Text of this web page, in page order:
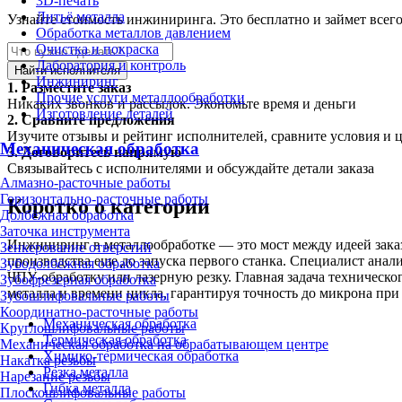
Литьё металла
Обработка металлов давлением
Очистка и покраска
Лаборатория и контроль
Инжиниринг
Прочие услуги металлообработки
Изготовление деталей
Механическая обработка
Алмазно-расточные работы
Горизонтально-расточные работы
Долбёжная обработка
Заточка инструмента
Зенкерование отверстий
Зубодолбёжная обработка
Зубофрезерная обработка
Зубошлифовальные работы
Координатно-расточные работы
Круглошлифовальные работы
Механическая обработка на обрабатывающем центре
Накатка резьбы
Нарезание резьбы
Плоскошлифовальные работы
Узнайте стоимость инжиниринга. Это бесплатно и займет
Найти исполнителя
1. Разместите заказ
Никаких звонков и рассылок. Экономьте время и деньги
2. Сравните предложения
Изучите отзывы и рейтинг исполнителей, сравните условия и
3.Договоритесь напрямую
Связывайтесь с исполнителями и обсуждайте детали заказа
Коротко о категории
Инжиниринг в металлообработке — это мост между идеей
производства еще до запуска первого станка. Специалист
ЧПУ-обработку или лазерную резку. Главная задача
металла и времени цикла, гарантируя точность до микрона
Механическая обработка
Термическая обработка
Химико-термическая обработка
Резка металла
Гибка металла